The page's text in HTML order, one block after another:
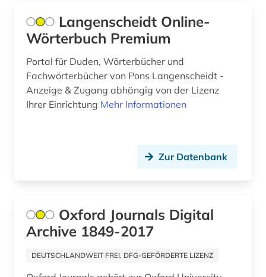
Langenscheidt Online-
Wörterbuch Premium
Portal für Duden, Wörterbücher und
Fachwörterbücher von Pons Langenscheidt -
Anzeige & Zugang abhängig von der Lizenz
Ihrer Einrichtung Mehr Informationen
Zur Datenbank
Oxford Journals Digital
Archive 1849-2017
DEUTSCHLANDWEIT FREI, DFG-GEFÖRDERTE LIZENZ